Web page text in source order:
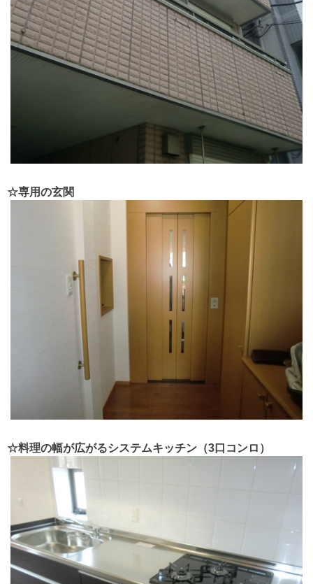
☆専用の玄関
☆料理の幅が広がるシステムキッチン（3口コンロ）